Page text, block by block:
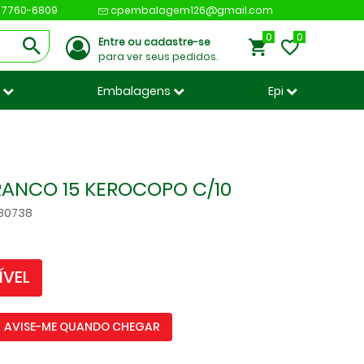
6809 cpembalagem126@gmail.com
Entre ou cadastre-se
para ver seus pedidos.
0
Embalagens Epi
15 KEROCOPO C/10
AVISE-ME QUANDO CHEGAR